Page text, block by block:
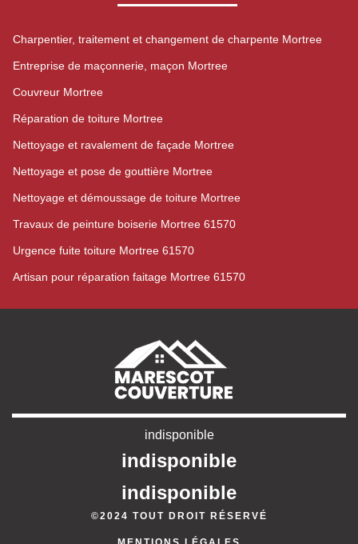
Charpentier, traitement et changement de charpente Mortree
Entreprise de maçonnerie, maçon Mortree
Couvreur Mortree
Réparation de toiture Mortree
Nettoyage et ravalement de façade Mortree
Nettoyage et pose de gouttière Mortree
Nettoyage et démoussage de toiture Mortree
Travaux de peinture boiserie Mortree 61570
Urgence fuite toiture Mortree 61570
Artisan pour réparation faitage Mortree 61570
indisponible
indisponible
indisponible
©2024 TOUT DROIT RÉSERVÉ